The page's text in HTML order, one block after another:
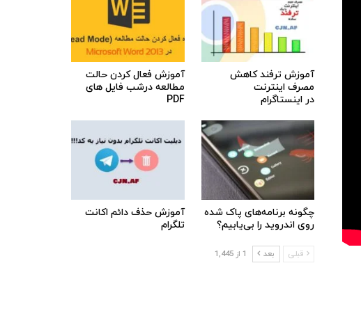
آموزش ترفند کاهش
مصرف اینترنت
در اینستاگرام
آموزش فعال کردن حالت
مطالعه درشب فایل های
PDF
چگونه برنامه‌های پاک شده
روی اندروید را بی‌یابیم؟
آموزش حذف دائم اکانت
تلگرام
قبلی بعد 1 از 1,445